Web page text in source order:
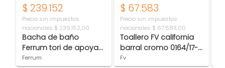
$ 67.583
Precio sin impuestos
nacionales $ 67.583,00
Toallero FV california
barral cromo 0164/17-
CR
Fv
$ 239.152
Precio sin impuestos
nacionales $ 239.152,00
Bacha de baño
Ferrum tori de apoyar
cuadrada TOR-BH-
Ferrum